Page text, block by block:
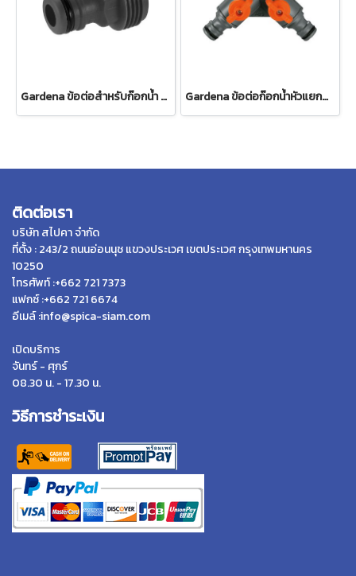
Gardena ข้อต่อสำหรับก๊อกน้ำ ขนาด 3/4" (26.5 มม.) (00921-50) Gardena ข้อต่อก๊อกน้ำหัวแยกสองทาง 26.5 มม. (3/4") (00938-20)
ติดต่อเรา
บริษัท สไปคา จำกัด
ที่ตั้ง : 243/2 ถนนอ่อนนุช แขวงประเวศ เขตประเวศ กรุงเทพมหานคร
10250
โทรศัพท์ :+662 721 7373
แฟกซ์ :+662 721 6674
อีเมล์ :info@spica-siam.com
เปิดบริการ
จันทร์ - ศุกร์
08.30 น. - 17.30 น.
วิธีการชำระเงิน